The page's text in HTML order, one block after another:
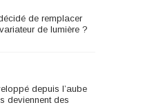
de remplacer
de lumière ?
depuis l’aube
deviennent des